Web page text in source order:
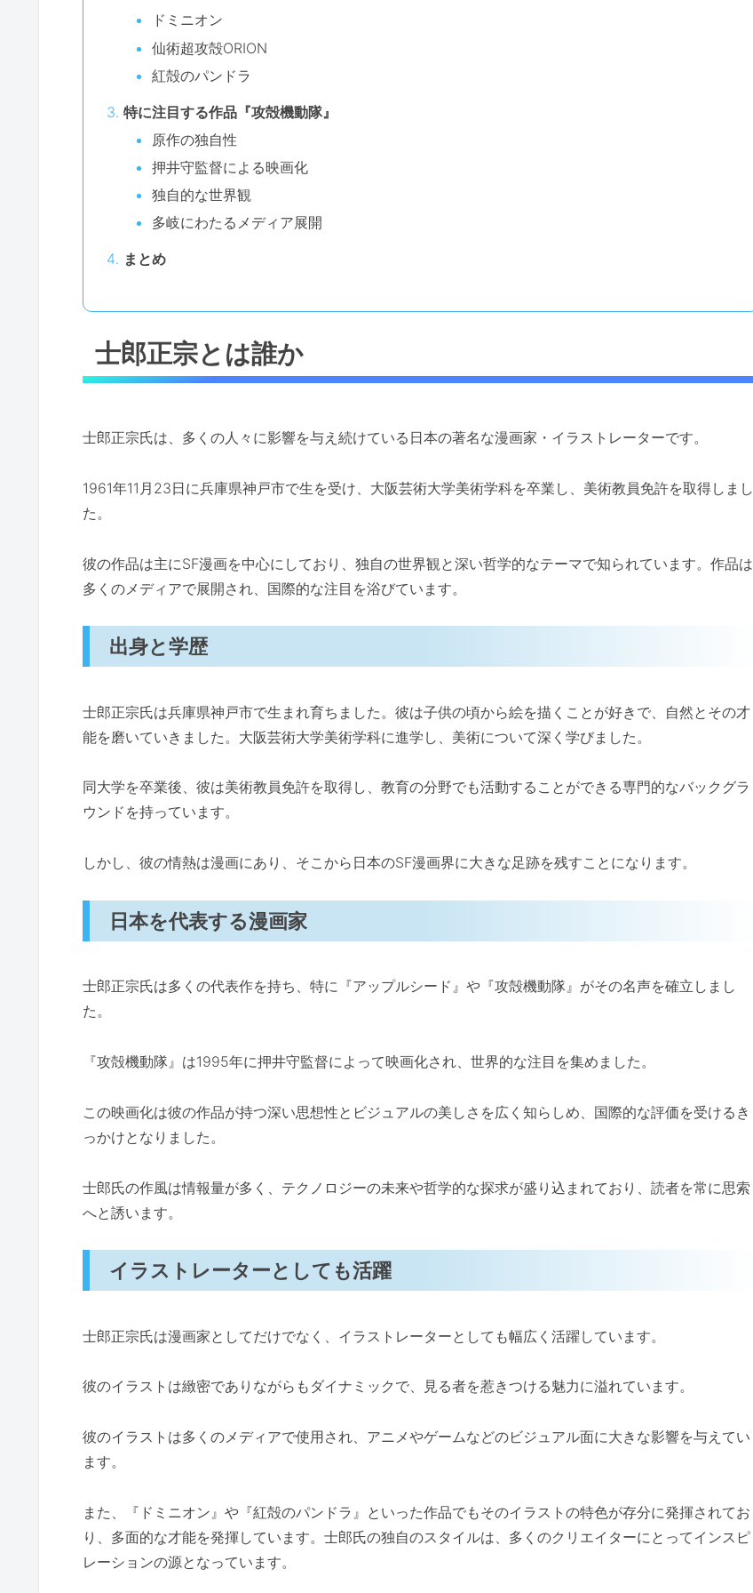
ドミニオン
仙術超攻殻ORION
紅殻のパンドラ
特に注目する作品『攻殻機動隊』
原作の独自性
押井守監督による映画化
独自的な世界観
多岐にわたるメディア展開
まとめ
士郎正宗とは誰か
士郎正宗氏は、多くの人々に影響を与え続けている日本の著名な漫画家・イラストレーターです。
1961年11月23日に兵庫県神戸市で生を受け、大阪芸術大学美術学科を卒業し、美術教員免許を取得しまし
た。
彼の作品は主にSF漫画を中心にしており、独自の世界観と深い哲学的なテーマで知られています。作品は
多くのメディアで展開され、国際的な注目を浴びています。
出身と学歴
士郎正宗氏は兵庫県神戸市で生まれ育ちました。彼は子供の頃から絵を描くことが好きで、自然とその才
能を磨いていきました。大阪芸術大学美術学科に進学し、美術について深く学びました。
同大学を卒業後、彼は美術教員免許を取得し、教育の分野でも活動することができる専門的なバックグラ
ウンドを持っています。
しかし、彼の情熱は漫画にあり、そこから日本のSF漫画界に大きな足跡を残すことになります。
日本を代表する漫画家
士郎正宗氏は多くの代表作を持ち、特に『アップルシード』や『攻殻機動隊』がその名声を確立しまし
た。
『攻殻機動隊』は1995年に押井守監督によって映画化され、世界的な注目を集めました。
この映画化は彼の作品が持つ深い思想性とビジュアルの美しさを広く知らしめ、国際的な評価を受けるき
っかけとなりました。
士郎氏の作風は情報量が多く、テクノロジーの未来や哲学的な探求が盛り込まれており、読者を常に思索
へと誘います。
イラストレーターとしても活躍
士郎正宗氏は漫画家としてだけでなく、イラストレーターとしても幅広く活躍しています。
彼のイラストは緻密でありながらもダイナミックで、見る者を惹きつける魅力に溢れています。
彼のイラストは多くのメディアで使用され、アニメやゲームなどのビジュアル面に大きな影響を与えてい
ます。
また、『ドミニオン』や『紅殻のパンドラ』といった作品でもそのイラストの特色が存分に発揮されてお
り、多面的な才能を発揮しています。士郎氏の独自のスタイルは、多くのクリエイターにとってインスピ
レーションの源となっています。